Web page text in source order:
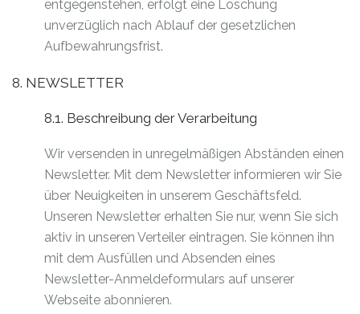
entgegenstehen, erfolgt eine Löschung
unverzüglich nach Ablauf der gesetzlichen
Aufbewahrungsfrist.
8. NEWSLETTER
8.1. Beschreibung der Verarbeitung
Wir versenden in unregelmäßigen Abständen einen
Newsletter. Mit dem Newsletter informieren wir Sie
über Neuigkeiten in unserem Geschäftsfeld.
Unseren Newsletter erhalten Sie nur, wenn Sie sich
aktiv in unseren Verteiler eintragen. Sie können ihn
mit dem Ausfüllen und Absenden eines
Newsletter-Anmeldeformulars auf unserer
Webseite abonnieren.